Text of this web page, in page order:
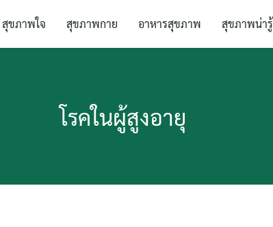
สุขภาพใจ สุขภาพกาย อาหารสุขภาพ สุขภาพน่ารู้
โรคในผู้สูงอายุ